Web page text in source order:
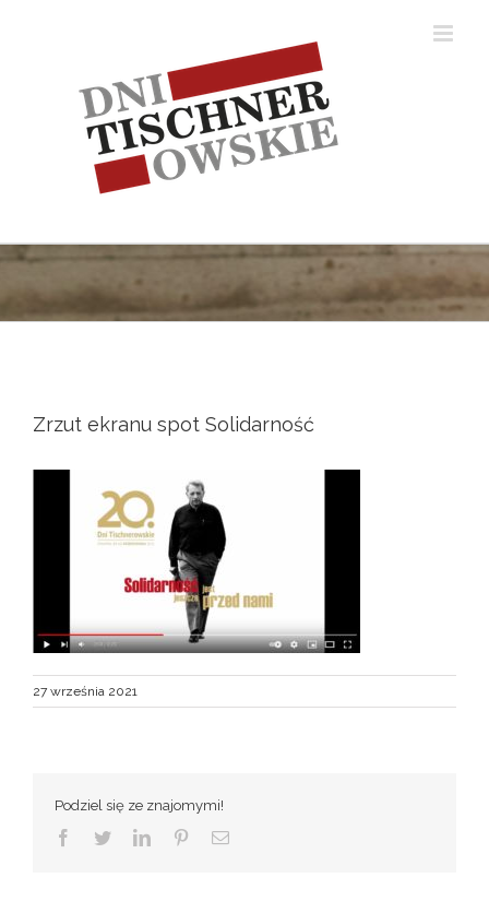
Zrzut ekranu spot Solidarność
27 września 2021
Podziel się ze znajomymi!
Facebook
TwitterLinkedInPinterestEmail